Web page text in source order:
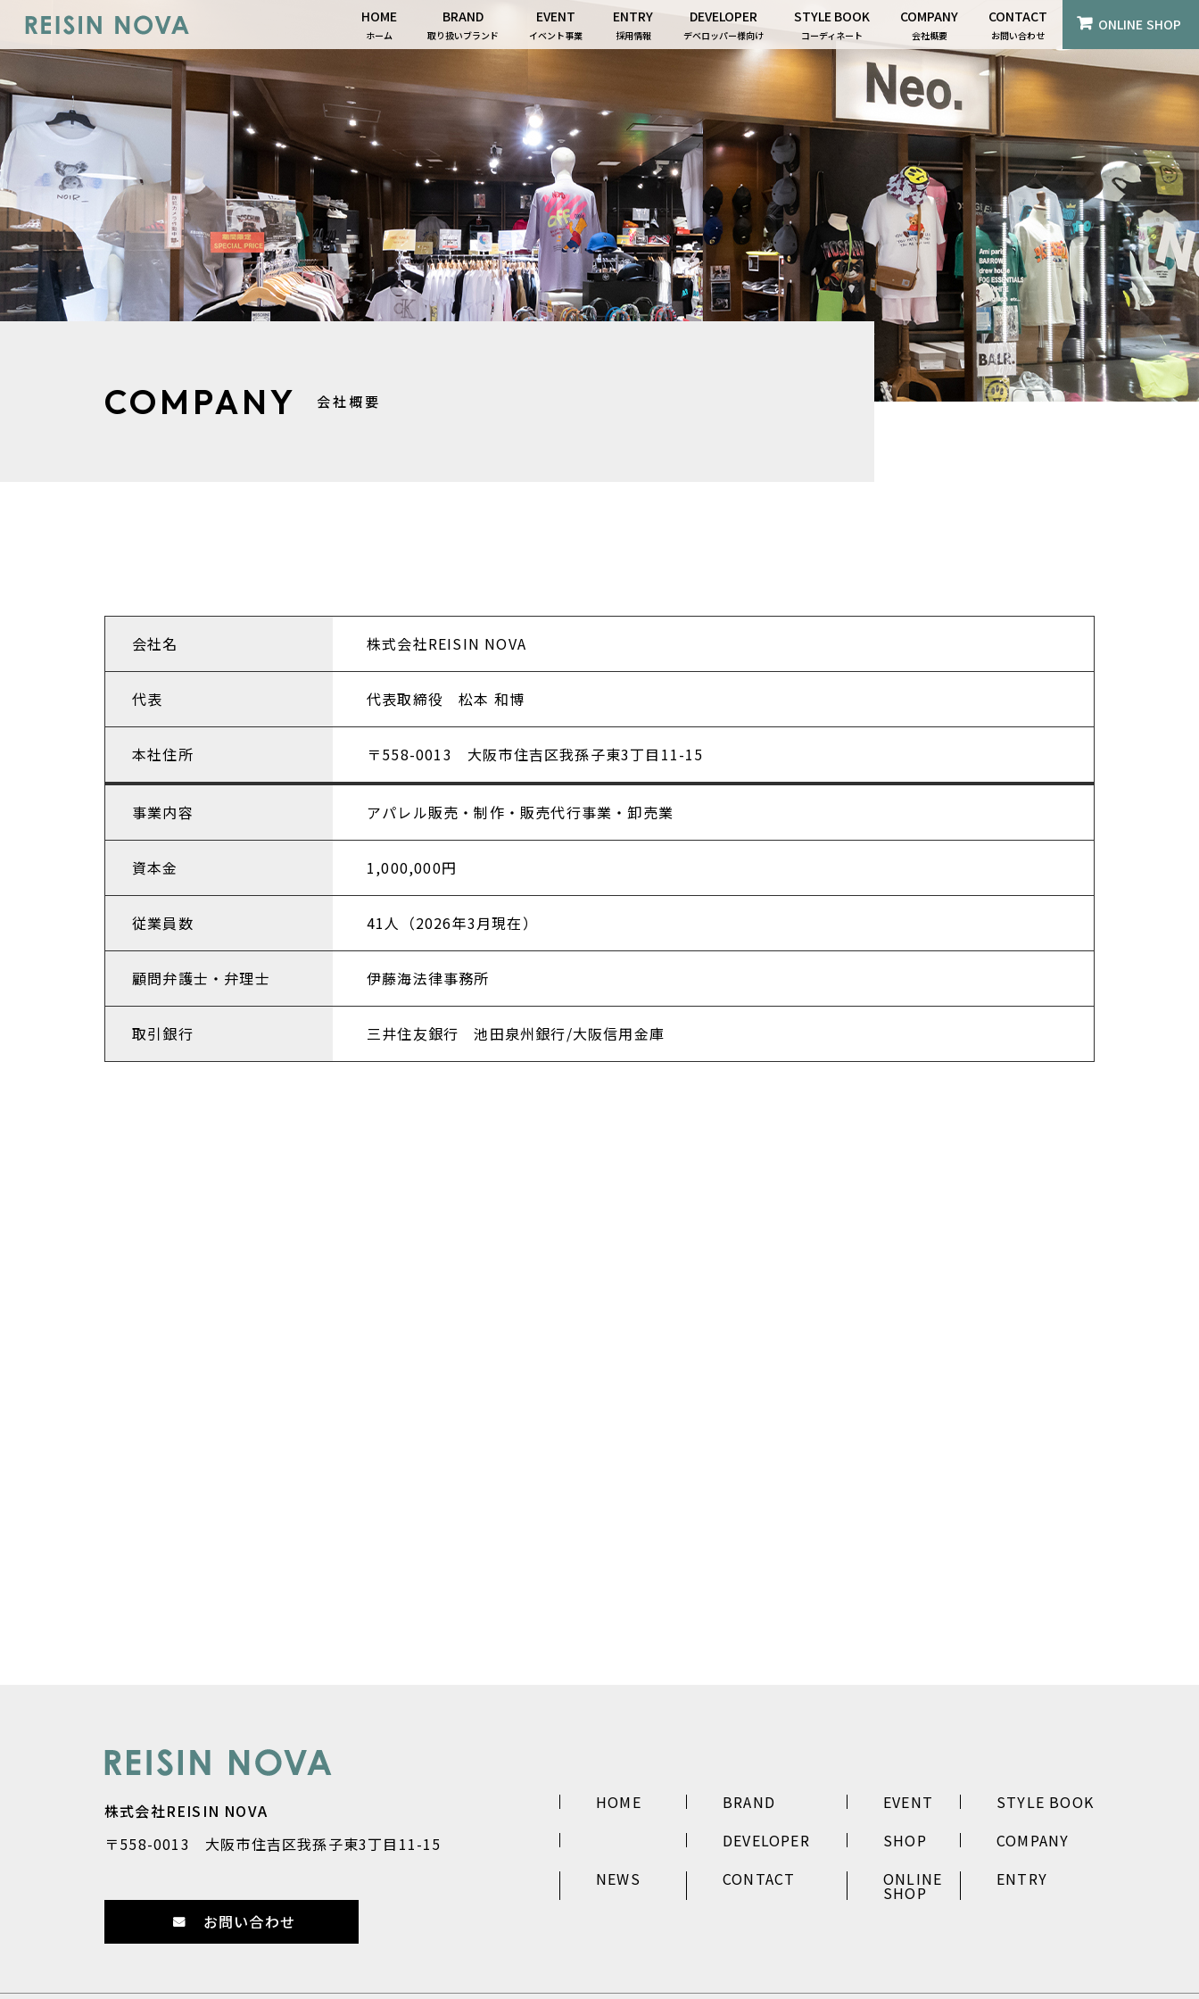
HOME
ホーム
BRAND
取り扱いブランド
EVENT
イベント事業
ENTRY
採用情報
DEVELOPER
デベロッパー様向け
STYLE BOOK
コーディネート
COMPANY
会社概要
CONTACT
お問い合わせ
ONLINE SHOP
COMPANY 会社概要
会社名 株式会社REISIN NOVA
代表 代表取締役 松本 和博
本社住所 〒558-0013 大阪市住吉区我孫子東3丁目11-15
事業内容 アパレル販売・制作・販売代行事業・卸売業
資本金 1,000,000円
従業員数 41人（2026年3月現在）
顧問弁護士・弁理士 伊藤海法律事務所
取引銀行 三井住友銀行 池田泉州銀行/大阪信用金庫
株式会社REISIN NOVA
〒558-0013 大阪市住吉区我孫子東3丁目11-15
お問い合わせ
HOME BRAND EVENT
STYLE BOOK
DEVELOPER
SHOP
COMPANY
NEWS
CONTACT ONLINE
SHOP
ENTRY